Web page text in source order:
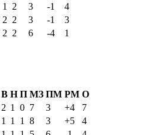
1 2 3 -1
4
2 2 3 -1
3
2 2 6 -4
1
В Н П МЗ ПМ РМ О
2 1 0 7 3 +4
7
1 1 1 8 3 +5
4